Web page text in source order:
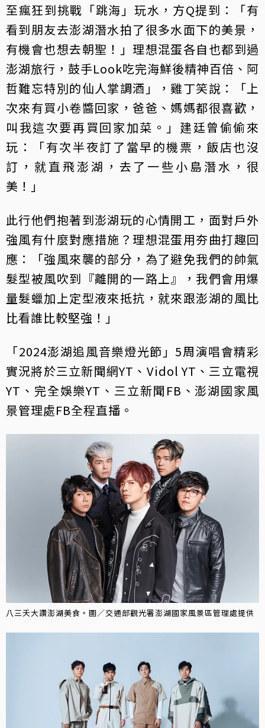
至瘋狂到挑戰「跳海」玩水，方Q提到：「有
看到朋友去澎湖潛水拍了很多水面下的美景，
有機會也想去朝聖！」理想混蛋各自也都到過
澎湖旅行，鼓手Look吃完海鮮後精神百倍、阿
哲難忘特別的仙人掌調酒」，雞丁笑說：「上
次來有買小卷醬回家，爸爸、媽媽都很喜歡，
叫我這次要再買回家加菜。」建廷曾偷偷來
玩：「有次半夜訂了當早的機票，飯店也沒
訂，就直飛澎湖，去了一些小島潛水，很
美！」
此行他們抱著到澎湖玩的心情開工，面對戶外
強風有什麼對應措施？理想混蛋用夯曲打趣回
應：「強風來襲的部分，為了避免我們的帥氣
髮型被風吹到『離開的一路上』，我們會用爆
量髮蠟加上定型液來抵抗，就來跟澎湖的風比
比看誰比較堅強！」
「2024澎湖追風音樂燈光節」5周演唱會精彩
實況將於三立新聞網YT、Vidol YT、三立電視
YT、完全娛樂YT、三立新聞FB、澎湖國家風
景管理處FB全程直播。
八三夭大讚澎湖美食。圖／交通部觀光署澎湖國家風景區管理處提供